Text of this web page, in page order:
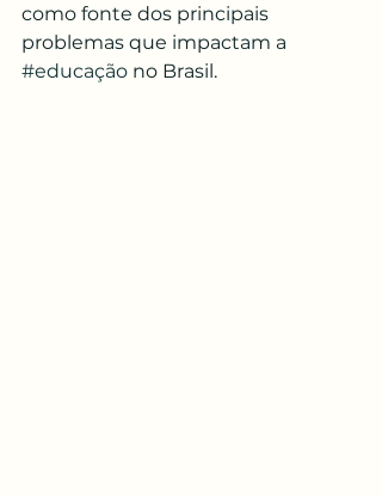
como fonte dos principais
problemas que impactam a
#educação no Brasil.